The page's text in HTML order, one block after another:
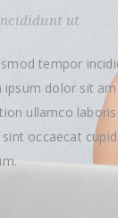
ut
tempor
dolor sit
ullamco
occaecat